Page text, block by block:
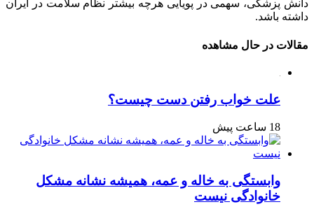
دانش پزشکی، سهمی در پویایی هرچه بیشتر نظام سلامت در ایران
داشته باشد.
مقالات در حال مشاهده
علت خواب رفتن دست چیست؟
18 ساعت پیش
وابستگی به خاله و عمه، همیشه نشانه مشکل
خانوادگی نیست